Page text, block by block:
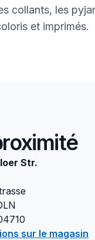
collants, les
et imprimés.
Str.
sur le magasin